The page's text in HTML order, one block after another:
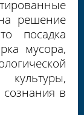
решение
посадка
мусора,
культуры,
сознания в